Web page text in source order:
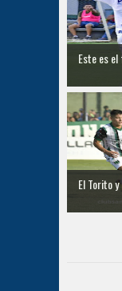
Este es
El Torito y